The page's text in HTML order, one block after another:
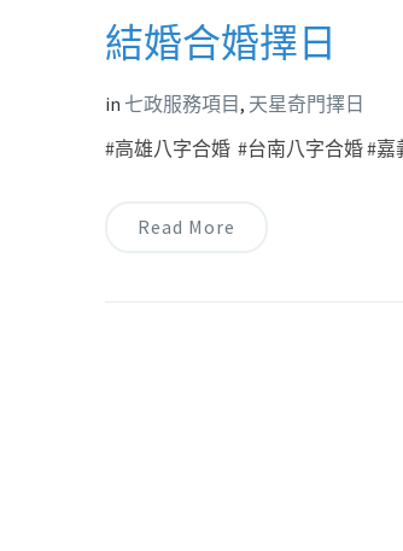
結婚合婚擇日
in 七政服務項目 , 天星奇門擇日
#高雄八字合婚 #台南八字合婚 #
Read More